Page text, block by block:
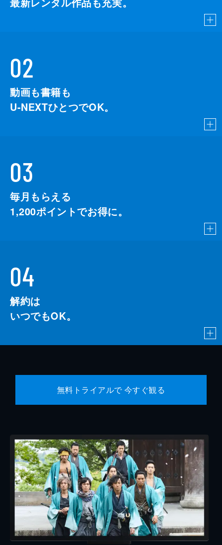
02
動画も書籍も
U-NEXTひとつでOK。
03
毎月もらえる
1,200ポイントでお得に。
04
解約は
いつでもOK。
無料トライアルで 今すぐ観る